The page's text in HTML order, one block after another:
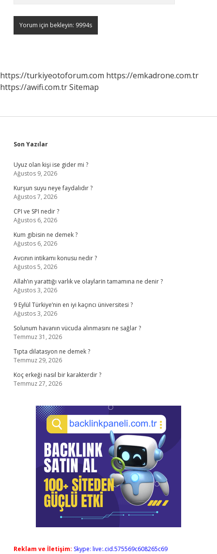
https://turkiyeotoforum.com https://emkadrone.com.tr
https://awifi.com.trSitemap
Sidebar
Son Yazılar
Uyuz olan kişi ise gider mi ?
Ağustos 9, 2026
Kurşun suyu neye faydalıdır ?
Ağustos 7, 2026
CPI ve SPI nedir ?
Ağustos 6, 2026
Kum gibisin ne demek ?
Ağustos 6, 2026
Avcının intikamı konusu nedir ?
Ağustos 5, 2026
Allah’ın yarattığı varlık ve olaylarin tamamına ne denir ?
Ağustos 3, 2026
9 Eylül Türkiye’nin en iyi kaçıncı üniversitesi ?
Ağustos 3, 2026
Solunum havanın vücuda alınmasını ne sağlar ?
Temmuz 31, 2026
Tıpta dilatasyon ne demek ?
Temmuz 29, 2026
Koç erkeği nasıl bir karakterdir ?
Temmuz 27, 2026
Reklam ve İletişim: Skype: live:.cid.575569c608265c69